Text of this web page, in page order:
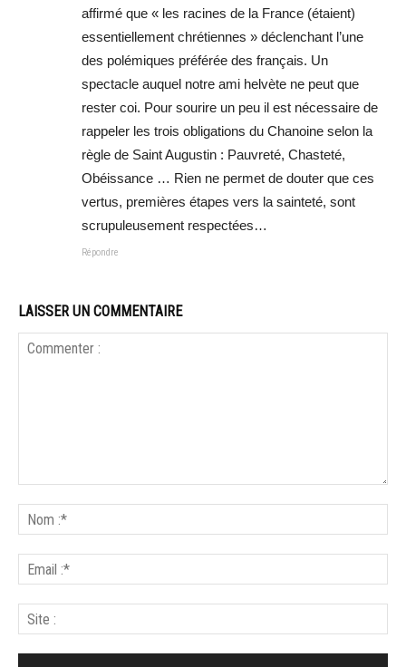
affirmé que « les racines de la France (étaient)
essentiellement chrétiennes » déclenchant l’une
des polémiques préférée des français. Un
spectacle auquel notre ami helvète ne peut que
rester coi. Pour sourire un peu il est nécessaire de
rappeler les trois obligations du Chanoine selon la
règle de Saint Augustin : Pauvreté, Chasteté,
Obéissance … Rien ne permet de douter que ces
vertus, premières étapes vers la sainteté, sont
scrupuleusement respectées…
Répondre
LAISSER UN COMMENTAIRE